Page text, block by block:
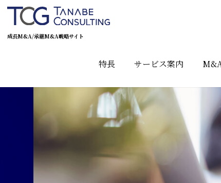
成長M&A/承継M&A戦略サイト
特長 サービス案内